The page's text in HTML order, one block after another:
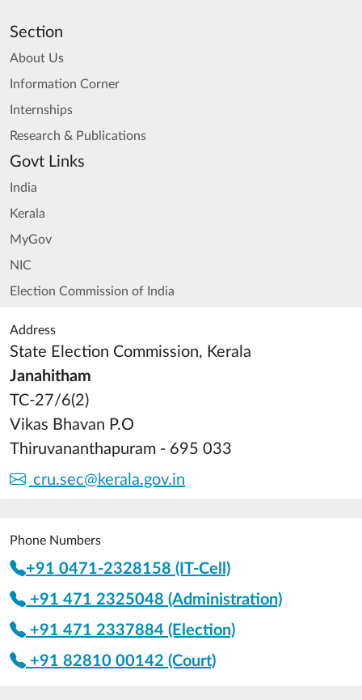
Section
About Us
Information Corner
Internships
Research & Publications
Govt Links
India
Kerala
MyGov
NIC
Election Commission of India
Address
State Election Commission, Kerala
Janahitham
TC-27/6(2)
Vikas Bhavan P.O
Thiruvananthapuram - 695 033
cru.sec@kerala.gov.in
Phone Numbers
+91 0471-2328158 (IT-Cell)
+91 471 2325048 (Administration)
+91 471 2337884 (Election)
+91 82810 00142 (Court)